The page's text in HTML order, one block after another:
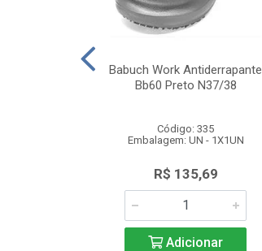
Babuch Work Antiderrapante
Bb60 Preto N37/38
Código: 335
Embalagem: UN - 1X1UN
R$ 135,69
Adicionar